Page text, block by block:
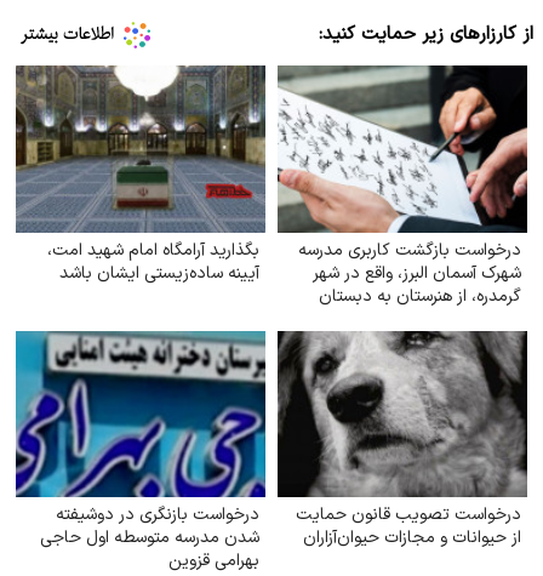
از کارزارهای زیر حمایت کنید:
درخواست بازگشت کاربری مدرسه
شهرک آسمان البرز، واقع در شهر
گرمدره، از هنرستان به دبستان
بگذارید آرامگاه امام شهید امت،
آیینه ساده‌زیستی ایشان باشد
درخواست تصویب قانون حمایت
از حیوانات و مجازات حیوان‌آزاران
درخواست بازنگری در دوشیفته
شدن مدرسه متوسطه اول حاجی
بهرامی قزوین